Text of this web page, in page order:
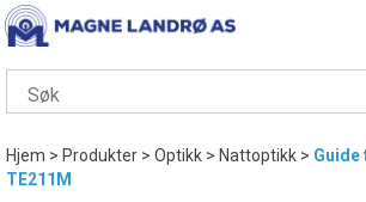
Hjem>Produkter>Optikk>Nattoptikk>
TE211M